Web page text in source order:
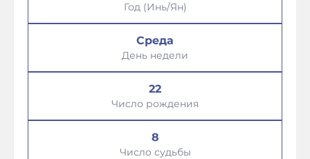
Год (Инь/Ян)
Среда
День недели
22
Число рождения
8
Число судьбы